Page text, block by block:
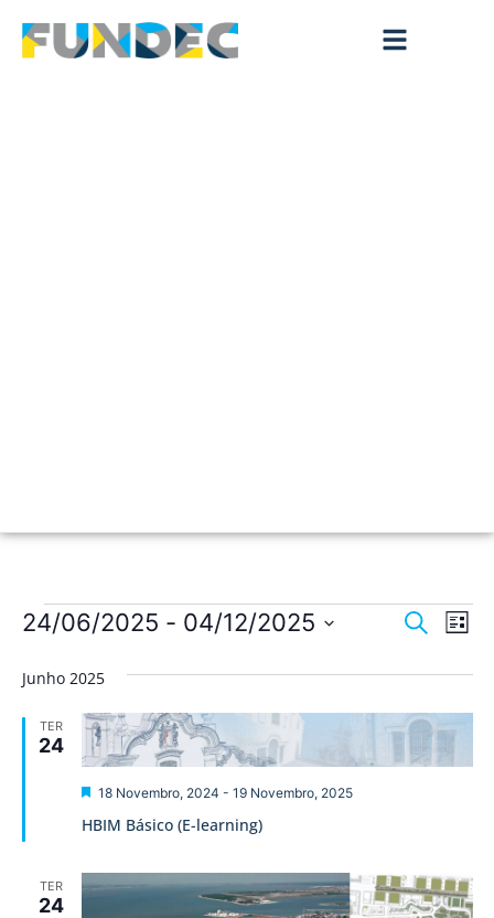
de
e
Pesquisar
de
Lista
24/06/2025 - 04/12/2025
data.
Junho 2025
TER
24
HBIM Básico (E-learning)
Destaque
18 Novembro, 2024 - 19 Novembro, 2025
TER
24